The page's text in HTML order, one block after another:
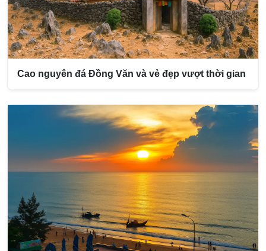
Cao nguyên đá Đồng Văn và vẻ đẹp vượt thời gian